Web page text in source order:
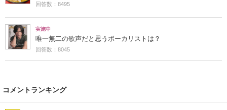
回答数：8495
実施中
唯一無二の歌声だと思うボーカリストは？
回答数：8045
コメントランキング